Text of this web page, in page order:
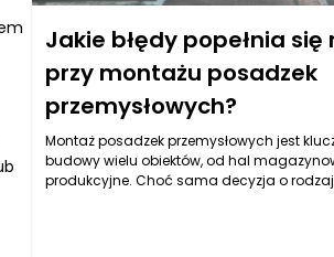
Jakie błędy popełnia się
przy montażu posadzek
przemysłowych?
Montaż posadzek przemysłowych jest
budowy wielu obiektów, od hal
produkcyjne. Choć sama decyzja o
przewidywanego obciążenia, trwałości czy